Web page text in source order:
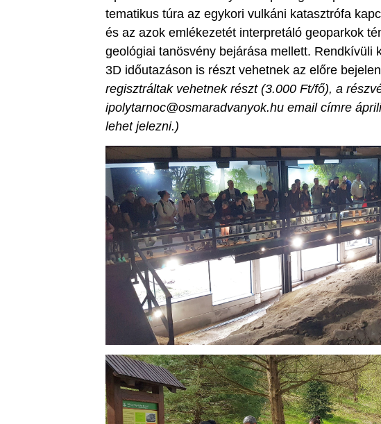
tematikus túra az egykori vulkáni katasztrófa
és az azok emlékezetét interpretáló geoparkok
geológiai tanösvény bejárása mellett. Rendkívüli
3D időutazáson is részt vehetnek az előre
regisztráltak vehetnek részt (3.000 Ft/fő), a
ipolytarnoc@osmaradvanyok.hu email címre
lehet jelezni.)